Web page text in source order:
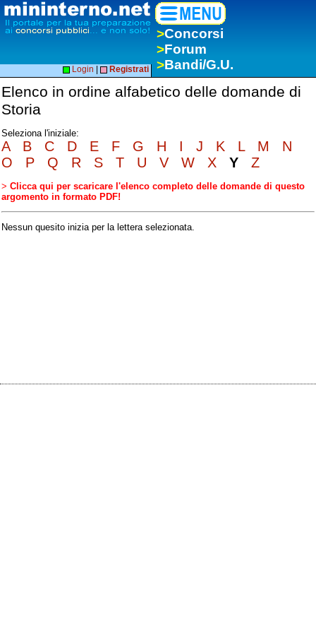
>Concorsi
>Forum
>Bandi/G.U.
Login Registrati
Elenco in ordine alfabetico delle domande di
Storia
Seleziona l'iniziale:
A B C D E F G H I J K L M
N
O
P Q R S T U V W X Y Z
> Clicca qui per scaricare l'elenco completo delle domande di questo
argomento in formato PDF!
Nessun quesito inizia per la lettera selezionata.